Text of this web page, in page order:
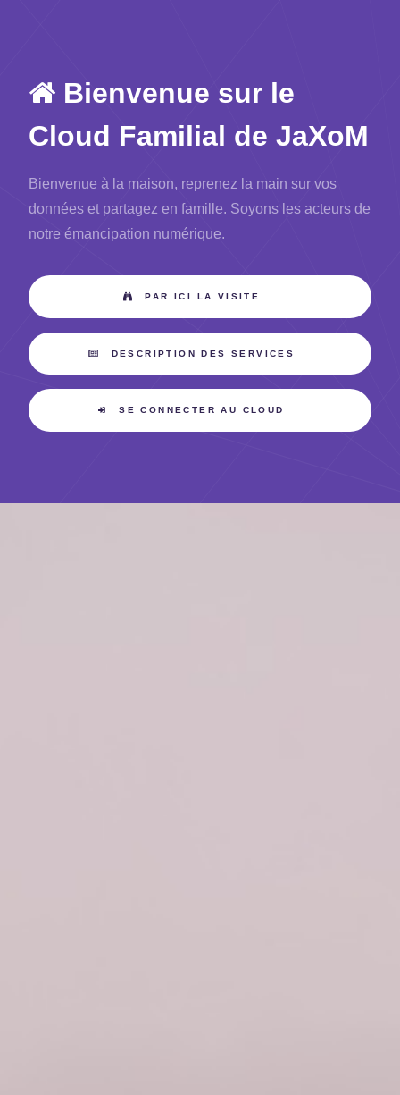
Bienvenue sur le
Cloud Familial de JaXoM
Bienvenue à la maison, reprenez la main sur vos
données et partagez en famille. Soyons les acteurs de
notre émancipation numérique.
PAR ICI LA VISITE
DESCRIPTION DES SERVICES
SE CONNECTER AU CLOUD